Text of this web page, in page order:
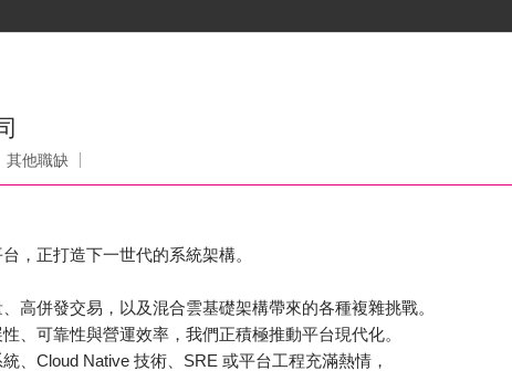
其他職缺
，正打造下一世代的系統架構。
高併發交易，以及混合雲基礎架構帶來的各種複雜挑戰。
、可靠性與營運效率，我們正積極推動平台現代化。
、Cloud Native 技術、SRE 或平台工程充滿熱情，